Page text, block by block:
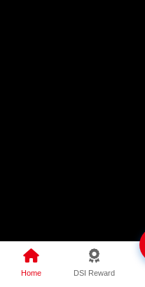
Home DSI Reward